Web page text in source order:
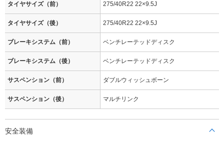
タイヤサイズ（前） 275/40R22 22×9.5J
タイヤサイズ（後） 275/40R22 22×9.5J
ブレーキシステム（前） ベンチレーテッドディスク
ブレーキシステム（後） ベンチレーテッドディスク
サスペンション（前） ダブルウィッシュボーン
サスペンション（後） マルチリンク
安全装備